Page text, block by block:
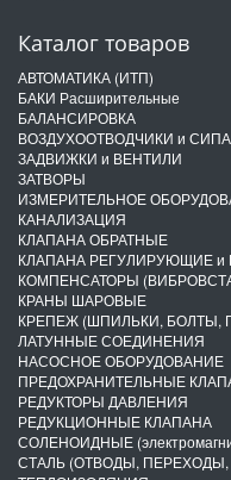
Каталог товаров
АВТОМАТИКА (ИТП)
БАКИ Расширительные
БАЛАНСИРОВКА
ВОЗДУХООТВОДЧИКИ и
ЗАДВИЖКИ и ВЕНТИЛИ
ЗАТВОРЫ
ИЗМЕРИТЕЛЬНОЕ
КАНАЛИЗАЦИЯ
КЛАПАНА ОБРАТНЫЕ
КЛАПАНА РЕГУЛИРУЮЩИЕ и
КОМПЕНСАТОРЫ
КРАНЫ ШАРОВЫЕ
КРЕПЕЖ (ШПИЛЬКИ, БОЛТЫ,
ЛАТУННЫЕ СОЕДИНЕНИЯ
НАСОСНОЕ ОБОРУДОВАНИЕ
ПРЕДОХРАНИТЕЛЬНЫЕ
РЕДУКТОРЫ ДАВЛЕНИЯ
РЕДУКЦИОННЫЕ КЛАПАНА
СОЛЕНОИДНЫЕ
СТАЛЬ (ОТВОДЫ,